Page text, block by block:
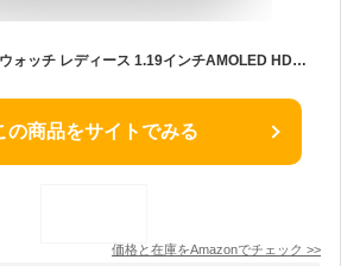
LIGE FV4 スマートウォッチ レディース 1.19インチAMOLED HD画面 きらめきダイヤモンドメタルバンド 丸型 軽量 小さめ Smart Watch iPhone アンドロイド対応 IP68防水 100種類運動モード 文字盤カスタム 音楽 カメラ制御 時計バンド2本 絶妙なダイヤモンドデザイン 女性に向け 母の日 敬老の日 プレゼント(シルバー)
の商品をサイトでみる
価格と在庫をAmazonでチェック >>